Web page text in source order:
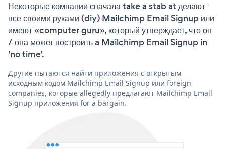
Некоторые компании сначала take a stab at делают
все своими руками (diy) Mailchimp Email Signup или
имеют «computer guru», который утверждает, что он
/ она может построить a Mailchimp Email Signup in
'no time'.
Другие пытаются найти приложения с открытым
исходным кодом Mailchimp Email Signup или foreign
companies, которые allegedly предлагают Mailchimp Email
Signup приложения for a bargain.